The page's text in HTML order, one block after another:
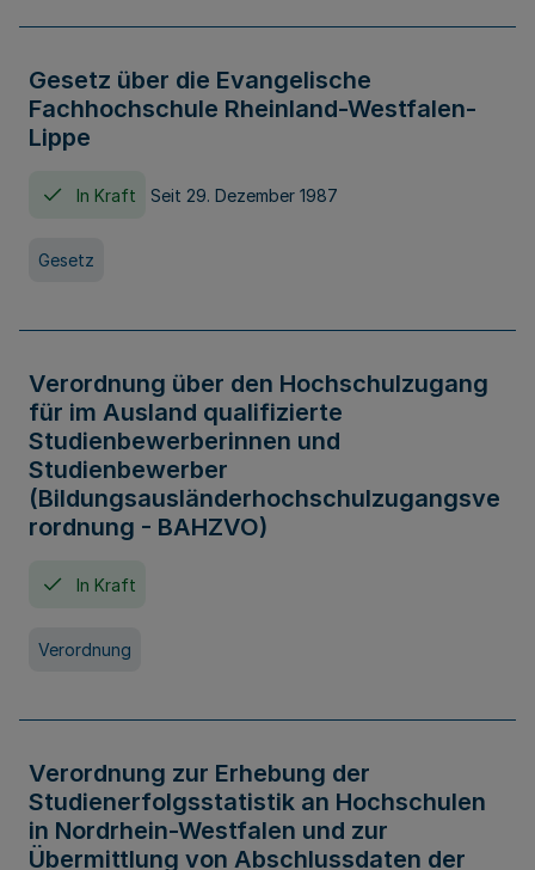
Gesetz über die Evangelische
Fachhochschule Rheinland-Westfalen-
Lippe
In Kraft Seit 29. Dezember 1987
Gesetz
Verordnung über den Hochschulzugang
für im Ausland qualifizierte
Studienbewerberinnen und
Studienbewerber
(Bildungsausländerhochschulzugangsve
rordnung - BAHZVO)
In Kraft
Verordnung
Verordnung zur Erhebung der
Studienerfolgsstatistik an Hochschulen
in Nordrhein-Westfalen und zur
Übermittlung von Abschlussdaten der